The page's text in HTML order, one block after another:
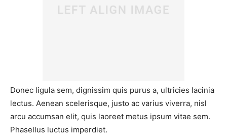
Donec ligula sem, dignissim quis purus a, ultricies lacinia
lectus. Aenean scelerisque, justo ac varius viverra, nisl
arcu accumsan elit, quis laoreet metus ipsum vitae sem.
Phasellus luctus imperdiet.